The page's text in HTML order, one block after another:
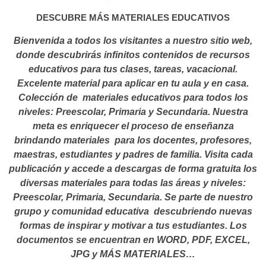
DESCUBRE MÁS MATERIALES EDUCATIVOS
Bienvenida a todos los visitantes a nuestro sitio web,
donde descubrirás infinitos contenidos de recursos
educativos para tus clases, tareas, vacacional.
Excelente material para aplicar en tu aula y en casa.
Colección de materiales educativos para todos los
niveles: Preescolar, Primaria y Secundaria. Nuestra
meta es enriquecer el proceso de enseñanza
brindando materiales para los docentes, profesores,
maestras, estudiantes y padres de familia. Visita cada
publicación y accede a descargas de forma gratuita los
diversas materiales para todas las áreas y niveles:
Preescolar, Primaria, Secundaria. Se parte de nuestro
grupo y comunidad educativa descubriendo nuevas
formas de inspirar y motivar a tus estudiantes. Los
documentos se encuentran en WORD, PDF, EXCEL,
JPG y MÁS MATERIALES…